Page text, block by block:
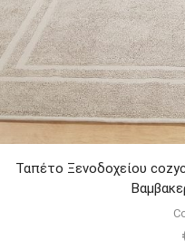
Ταπέτο Ξενοδοχείου